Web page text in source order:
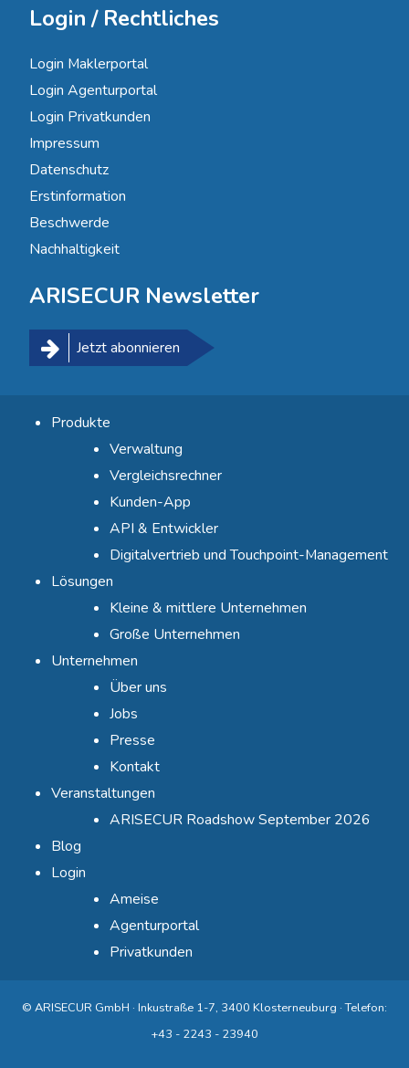
Login / Rechtliches
Login Maklerportal
Login Agenturportal
Login Privatkunden
Impressum
Datenschutz
Erstinformation
Beschwerde
Nachhaltigkeit
ARISECUR Newsletter
Jetzt abonnieren
Produkte
Verwaltung
Vergleichsrechner
Kunden-App
API & Entwickler
Digitalvertrieb und Touchpoint-Management
Lösungen
Kleine & mittlere Unternehmen
Große Unternehmen
Unternehmen
Über uns
Jobs
Presse
Kontakt
Veranstaltungen
ARISECUR Roadshow September 2026
Blog
Login
Ameise
Agenturportal
Privatkunden
© ARISECUR GmbH · Inkustraße 1-7, 3400 Klosterneuburg · Telefon:
+43 - 2243 - 23940